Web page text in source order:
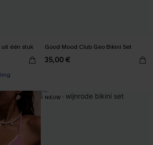
één stuk Good Mood Club Geo Bikini Set
35,00 €
NIEUW